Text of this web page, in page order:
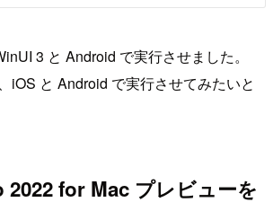
3 と Android で実行させました。
iOS と Android で実行させてみたいと
for Mac プレビューを